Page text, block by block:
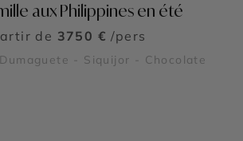
aux Philippines en été
de 3750 € /pers
- Siquijor - Chocolate